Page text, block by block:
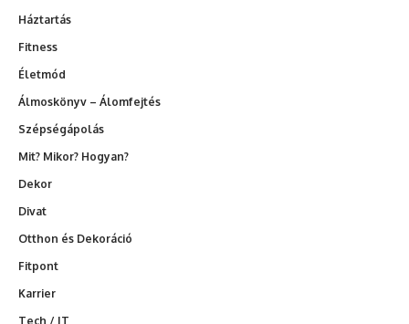
Háztartás
Fitness
Életmód
Álmoskönyv – Álomfejtés
Szépségápolás
Mit? Mikor? Hogyan?
Dekor
Divat
Otthon és Dekoráció
Fitpont
Karrier
Tech / IT